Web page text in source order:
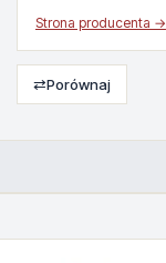
Strona producenta →
⇄Porównaj